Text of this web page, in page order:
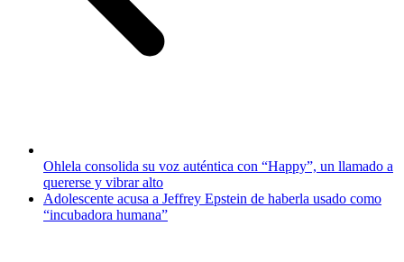
Ohlela consolida su voz auténtica con “Happy”, un llamado a
quererse y vibrar alto
Adolescente acusa a Jeffrey Epstein de haberla usado como
“incubadora humana”